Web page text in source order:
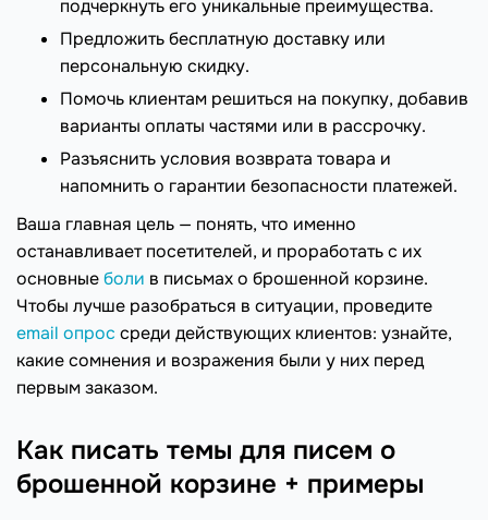
подчеркнуть его уникальные преимущества.
Предложить бесплатную доставку или
персональную скидку.
Помочь клиентам решиться на покупку, добавив
варианты оплаты частями или в рассрочку.
Разъяснить условия возврата товара и
напомнить о гарантии безопасности платежей.
Ваша главная цель — понять, что именно
останавливает посетителей, и проработать с их
основныеболи в письмах о брошенной корзине.
Чтобы лучше разобраться в ситуации, проведите
email опрос среди действующих клиентов: узнайте,
какие сомнения и возражения были у них перед
первым заказом.
Как писать темы для писем о
брошенной корзине + примеры